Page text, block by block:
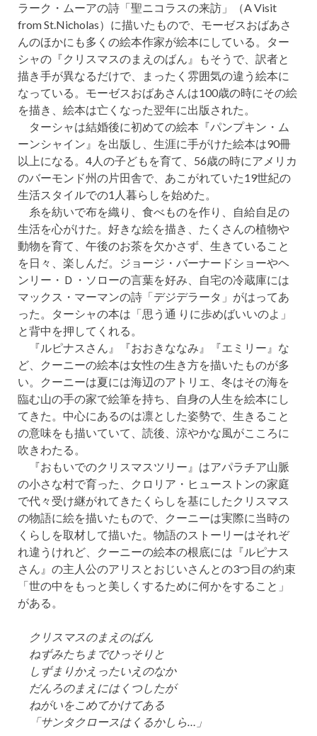
ラーク・ムーアの詩「聖ニコラスの来訪」（A Visit
from St.Nicholas）に描いたもので、モーゼスおばあさ
んのほかにも多くの絵本作家が絵本にしている。ター
シャの『クリスマスのまえのばん』もそうで、訳者と
描き手が異なるだけで、まったく雰囲気の違う絵本に
なっている。モーゼスおばあさんは100歳の時にその絵
を描き、絵本は亡くなった翌年に出版された。
ターシャは結婚後に初めての絵本『パンプキン・ム
ーンシャイン』を出版し、生涯に手がけた絵本は90冊
以上になる。4人の子どもを育て、56歳の時にアメリカ
のバーモンド州の片田舎で、あこがれていた19世紀の
生活スタイルでの1人暮らしを始めた。
糸を紡いで布を織り、食べものを作り、自給自足の
生活を心がけた。好きな絵を描き、たくさんの植物や
動物を育て、午後のお茶を欠かさず、生きていること
を日々、楽しんだ。ジョージ・バーナードショーやヘ
ンリー・Ｄ・ソローの言葉を好み、自宅の冷蔵庫には
マックス・マーマンの詩「デジデラータ」がはってあ
った。ターシャの本は「思う通 りに歩めばいいのよ」
と背中を押してくれる。
『ルピナスさん』『おおきななみ』『エミリー』な
ど、クーニーの絵本は女性の生き方を描いたものが多
い。クーニーは夏には海辺のアトリエ、冬はその海を
臨む山の手の家で絵筆を持ち、自身の人生を絵本にし
てきた。中心にあるのは凛とした姿勢で、生きること
の意味をも描いていて、読後、涼やかな風がこころに
吹きわたる。
『おもいでのクリスマスツリー』はアパラチア山脈
の小さな村で育った、クロリア・ヒューストンの家庭
で代々受け継がれてきたくらしを基にしたクリスマス
の物語に絵を描いたもので、クーニーは実際に当時の
くらしを取材して描いた。物語のストーリーはそれぞ
れ違うけれど、クーニーの絵本の根底には『ルピナス
さん』の主人公のアリスとおじいさんとの3つ目の約束
「世の中をもっと美しくするために何かをすること」
がある。
クリスマスのまえのばん
ねずみたちまでひっそりと
しずまりかえったいえのなか
だんろのまえにはくつしたが
ねがいをこめてかけてある
「サンタクロースはくるかしら…」